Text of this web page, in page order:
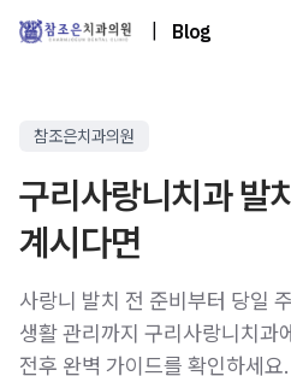
Blog
참조은치과의원
구리사랑니치과 발
계시다면
사랑니 발치 전 준비부터 당일
생활 관리까지 구리사랑니치과
전후 완벽 가이드를 확인하세요.